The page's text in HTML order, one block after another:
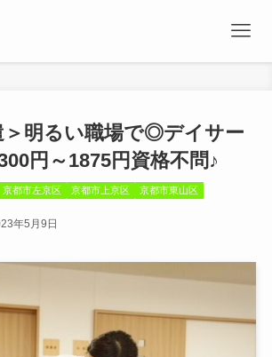
＞明るい職場で◎デイサー
円～1875円資格不問♪
京都市左京区 京都市上京区
京都市東山区
年5月9日